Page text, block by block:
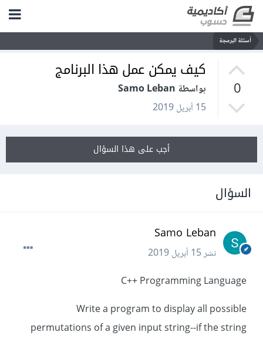
أسئلة البرمجة
0
كيف يمكن عمل هذا البرنامج
بواسطة Samo Leban
15 أبريل 2019
أجب على هذا السؤال
السؤال
Samo Leban
نشر15 أبريل 2019
C++ Programming Language
Write a program to display all possible
permutations of a given input string--if the string